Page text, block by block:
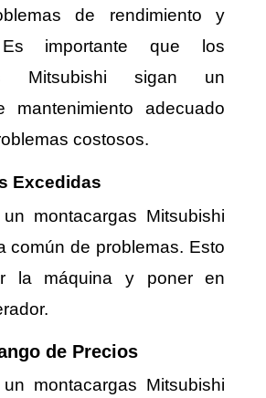
de rendimiento y
Es importante que los
Mitsubishi sigan un
mantenimiento adecuado
costosos.
Excedidas
montacargas Mitsubishi
común de problemas. Esto
la máquina y poner en
de Precios
montacargas Mitsubishi